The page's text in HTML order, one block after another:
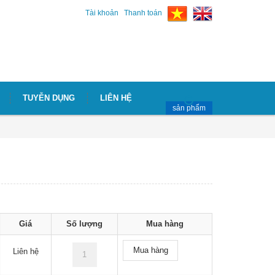
Tài khoản Thanh toán
TUYỄN DỤNG LIÊN HỆ
sản phẩm
Giá Số lượng Mua hàng
Liên hệ Mua hàng